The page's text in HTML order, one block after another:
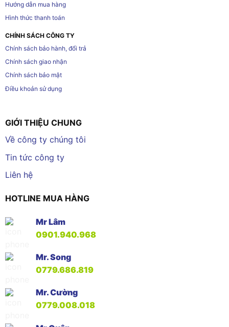
Hướng dẫn mua hàng
Hình thức thanh toán
CHÍNH SÁCH CÔNG TY
Chính sách bảo hành, đổi trả
Chính sách giao nhận
Chính sách bảo mật
Điều khoản sử dụng
GIỚI THIỆU CHUNG
Về công ty chúng tôi
Tin tức công ty
Liên hệ
HOTLINE MUA HÀNG
Mr Lâm
0901.940.968
Mr. Song
0779.686.819
Mr. Cường
0779.008.018